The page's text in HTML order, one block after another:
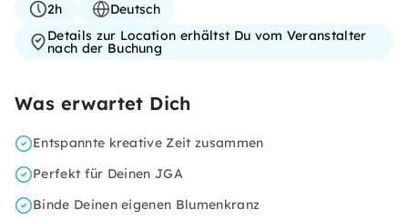
2h
Deutsch
Details zur Location erhältst Du vom Veranstalter
nach der Buchung
Was erwartet Dich
Entspannte kreative Zeit zusammen
Perfekt für Deinen JGA
Binde Deinen eigenen Blumenkranz